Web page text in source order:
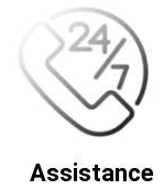
Assistance